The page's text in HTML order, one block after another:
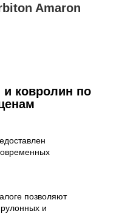
Amaron
ковролин по
позволяют
и